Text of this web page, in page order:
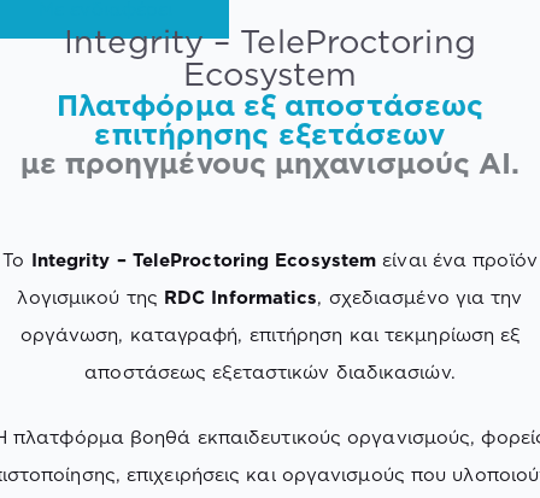
Integrity – TeleProctoring
Ecosystem
Πλατφόρμα εξ αποστάσεως
επιτήρησης εξετάσεων
με προηγμένους μηχανισμούς AI.
Το Integrity – TeleProctoring Ecosystem είναι ένα προϊόν
λογισμικού της RDC Informatics, σχεδιασμένο για την
οργάνωση, καταγραφή, επιτήρηση και τεκμηρίωση εξ
αποστάσεως εξεταστικών διαδικασιών.
πλατφόρμα βοηθά εκπαιδευτικούς οργανισμούς,
επιχειρήσεις και οργανισμούς που